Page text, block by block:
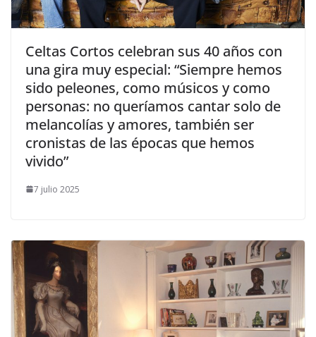
​Celtas Cortos celebran sus 40 años con
una gira muy especial: “Siempre hemos
sido peleones, como músicos y como
personas: no queríamos cantar solo de
melancolías y amores, también ser
cronistas de las épocas que hemos
vivido”
7 julio 2025